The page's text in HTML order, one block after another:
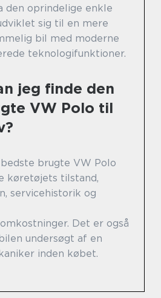
den oprindelige enkle
sig til en mere
bil med moderne
teknologifunktioner.
jeg finde den
VW Polo til
brugte VW Polo
køretøjets tilstand,
servicehistorik og
Det er også
undersøgt af en
inden købet.